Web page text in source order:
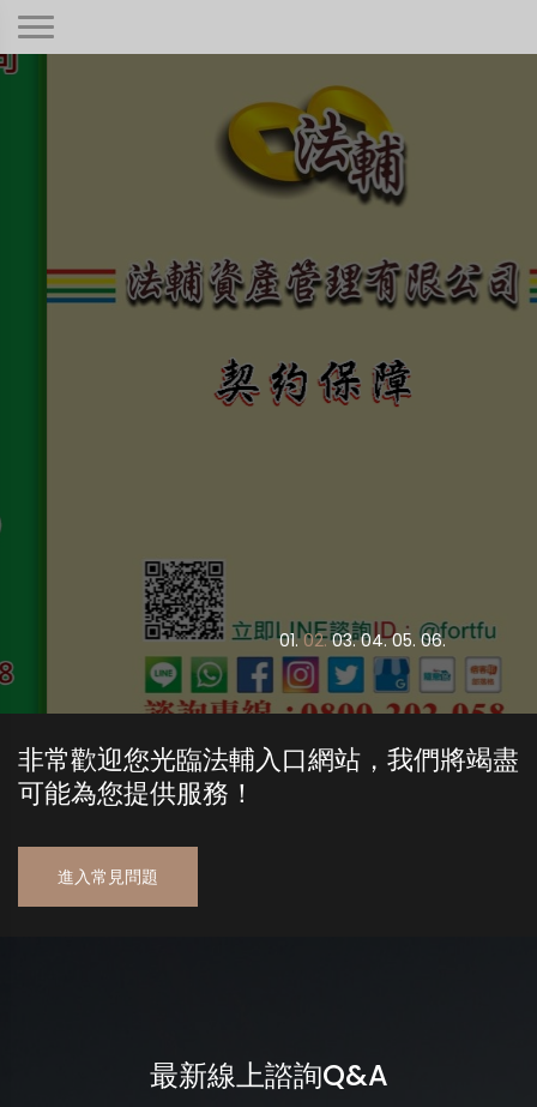
01. 02. 03. 04. 05. 06.
非常歡迎您光臨法輔入口網站，我們將竭盡
可能為您提供服務！
進入常見問題
最新線上諮詢Q&A